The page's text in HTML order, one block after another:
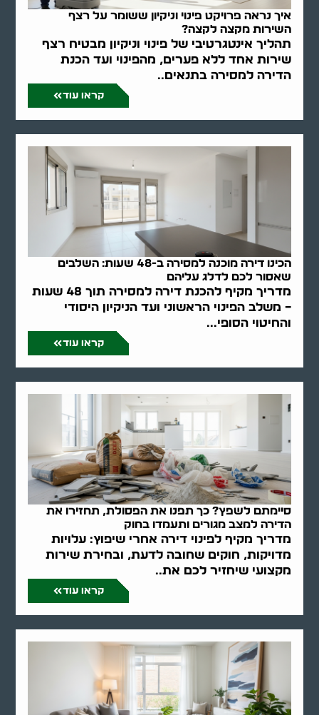
איך נראה פרויקט פינוי וניקיון ששומר על רצף
השירות מקצה לקצה?
תהליך אינטגרטיבי של פינוי וניקיון מבטיח רצף
שירות אחד ללא פערים, מהפינוי ועד הכנת
הדירה למסירה בתנאים..
קראו עוד
הכינו דירה מוכנה למסירה ב-48 שעות: השלבים
שאסור לכם לדלג עליהם
מדריך מקיף להכנת דירה למסירה תוך 48 שעות
– משלב הפינוי הראשוני ועד הניקיון היסודי
והחיטוי הסופי...
קראו עוד
סיימתם לשפץ? כך תפנו את הפסולת, תחזירו את
הדירה למצב מגורים ותעמדו בחוק
מדריך מקיף לפינוי דירה אחרי שיפוץ: עלויות
מדויקות, חוקים שחובה לדעת, ובחירת שירות
מקצועי שיחזיר לכם את..
קראו עוד